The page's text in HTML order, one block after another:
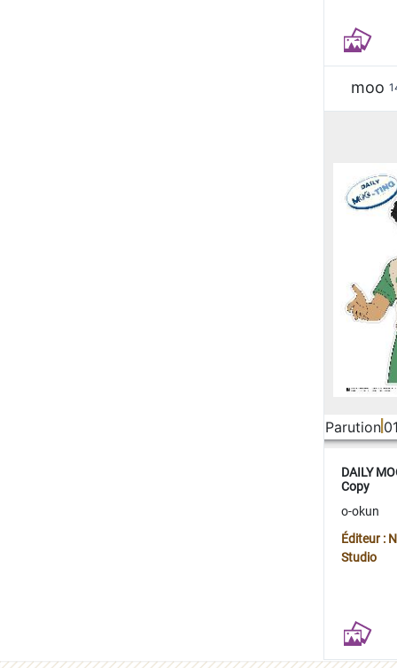
moo
Parution
DAILY
Copy
o-okun
Éditeur :
Studio